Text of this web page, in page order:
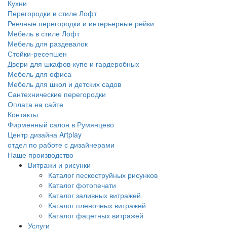
Кухни
Перегородки в стиле Лофт
Реечные перегородки и интерьерные рейки
Мебель в стиле Лофт
Мебель для раздевалок
Стойки-ресепшен
Двери для шкафов-купе и гардеробных
Мебель для офиса
Мебель для школ и детских садов
Сантехнические перегородки
Оплата на сайте
Контакты
Фирменный салон в Румянцево
Центр дизайна Artplay
отдел по работе с дизайнерами
Наше производство
Витражи и рисунки
Каталог пескоструйных рисунков
Каталог фотопечати
Каталог заливных витражей
Каталог пленочных витражей
Каталог фацетных витражей
Услуги